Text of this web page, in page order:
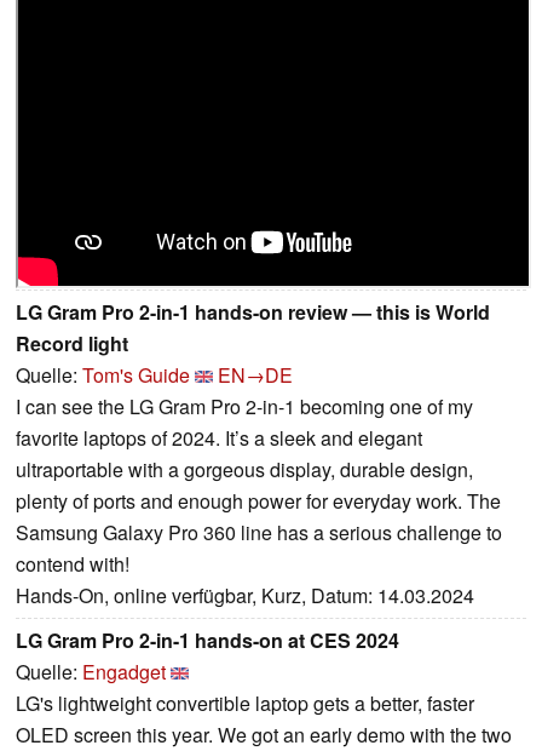
LG Gram Pro 2-in-1 hands-on review — this is World
Record light
Quelle: Tom's Guide
EN→DE
I can see the LG Gram Pro 2-in-1 becoming one of my
favorite laptops of 2024. It’s a sleek and elegant
ultraportable with a gorgeous display, durable design,
plenty of ports and enough power for everyday work. The
Samsung Galaxy Pro 360 line has a serious challenge to
contend with!
Hands-On, online verfügbar, Kurz, Datum: 14.03.2024
LG Gram Pro 2-in-1 hands-on at CES 2024
Quelle: Engadget
LG's lightweight convertible laptop gets a better, faster
OLED screen this year. We got an early demo with the two